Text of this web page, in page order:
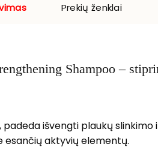
Prekių ženklai
Shampoo –
išvengti plaukų slinkimo
esančių aktyvių elementų.